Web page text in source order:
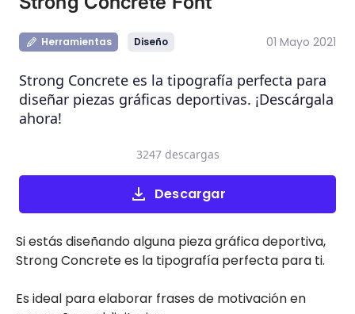
Herramientas Diseño 01 Mayo 2021
Strong Concrete es la tipografía perfecta para
diseñar piezas gráficas deportivas. ¡Descárgala
ahora!
Descargar
3247 descargas
Si estás diseñando alguna pieza gráfica deportiva,
Strong Concrete es la tipografía perfecta para ti.
Es ideal para elaborar frases de motivación en